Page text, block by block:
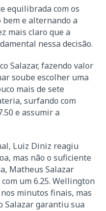
equilibrada com os
e alternando a
mais claro que a
nessa decisão.
Salazar, fazendo valor
soube escolher uma
mais de sete
surfando com
e assumir a
Luiz Diniz reagiu
mas não o suficiente
Matheus Salazar
um 6.25. Wellington
minutos finais, mas
Salazar garantiu sua